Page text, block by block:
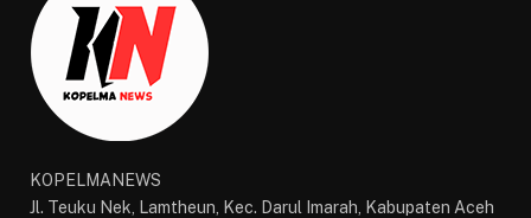
KOPELMANEWS
Jl. Teuku Nek, Lamtheun, Kec. Darul Imarah, Kabupaten Aceh